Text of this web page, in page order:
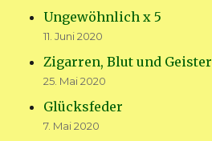
Ungewöhnlich x 5
11. Juni 2020
Zigarren, Blut und Geister
25. Mai 2020
Glücksfeder
7. Mai 2020